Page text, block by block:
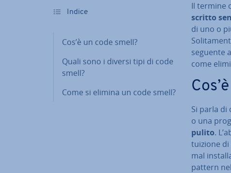
Indice
Cos’è un code smell?
Quali sono i diversi tipi di code
smell?
Come si elimina un code smell?
Il termine
scritto
di uno o
seguente
come
Si parla
o una
pulito.
tui­zio­ne
mal
pattern nel